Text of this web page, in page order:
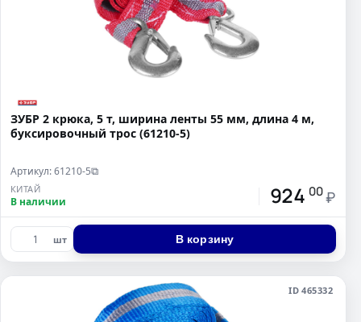
ЗУБР 2 крюка, 5 т, ширина ленты 55 мм, длина 4 м,
буксировочный трос (61210-5)
Артикул: 61210-5⧉
КИТАЙ
В наличии 924 00 ₽
шт В корзину
ID 465332